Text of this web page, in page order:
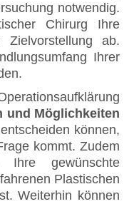
notwendig.
Chirurg Ihre
Zielvorstellung ab.
Ihrer
und Möglichkeiten
können,
kommt. Zudem
gewünschte
Plastischen
Weiterhin können